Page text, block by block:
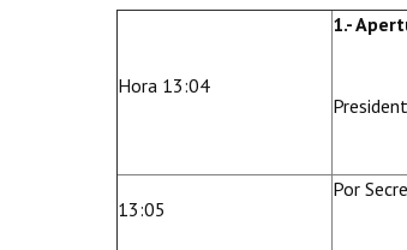
Hora 13:04
1.-
13:05
Por